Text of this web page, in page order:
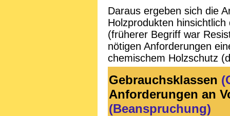
Daraus ergeben sich die
Holzprodukten
(früherer Begriff war
nötigen Anforderungen
chemischem Holzschutz
Gebrauchsklassen
Anforderungen an
(Beanspruchung)